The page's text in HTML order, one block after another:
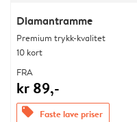
Diamantramme
Premium trykk-kvalitet
10 kort
FRA
kr 89,-
offers Faste lave priser